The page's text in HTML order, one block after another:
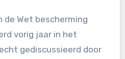
vorig jaar in het
gediscussieerd door